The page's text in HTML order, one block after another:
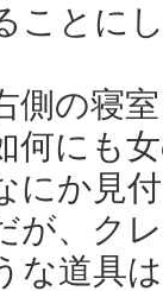
ことに
の寝室
にも女
にか見
、クレ
な道具